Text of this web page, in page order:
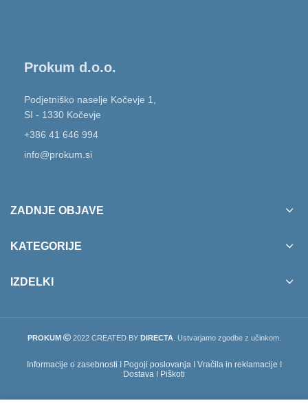
Prokum d.o.o.
Podjetniško naselje Kočevje 1,
SI - 1330 Kočevje
+386 41 646 994
info@prokum.si
ZADNJE OBJAVE
KATEGORIJE
IZDELKI
PROKUM 2022 CREATED BY DIRECTA . Ustvarjamo zgodbe z učinkom.
Informacije o zasebnosti Pogoji poslovanjaI Vračila in reklamacije
Dostava
Piškoti